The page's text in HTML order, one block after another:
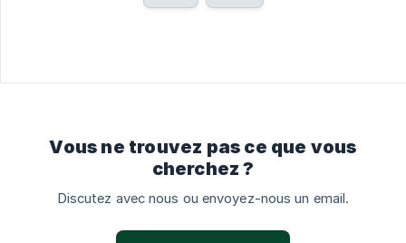
Vous ne trouvez pas ce que vous
cherchez ?
Discutez avec nous ou envoyez-nous un email.